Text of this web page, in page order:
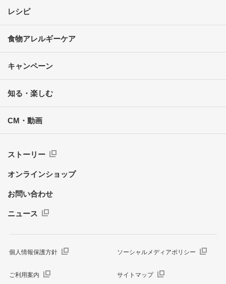
レシピ
食物アレルギーケア
キャンペーン
知る・楽しむ
CM・動画
ストーリー
オンラインショップ
お問い合わせ
ニュース
個人情報保護方針 ソーシャルメディアポリシー
ご利用案内 サイトマップ